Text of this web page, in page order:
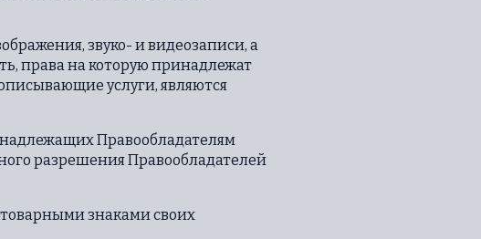
звуко- и видеозаписи, а
права на которую принадлежат
услуги, являются
Правообладателям
разрешения Правообладателей
знаками своих